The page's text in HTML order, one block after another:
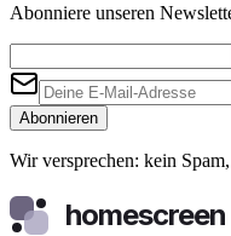
Abonniere unseren
Abonnieren
Wir versprechen: kein
homescreen